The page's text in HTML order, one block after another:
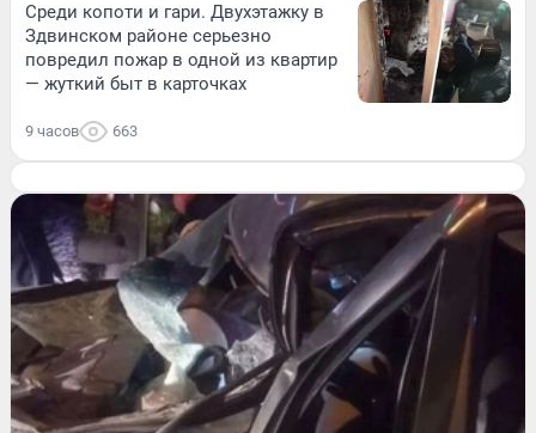
Среди копоти и гари. Двухэтажку в
Здвинском районе серьезно
повредил пожар в одной из квартир
— жуткий быт в карточках
9 часов 663